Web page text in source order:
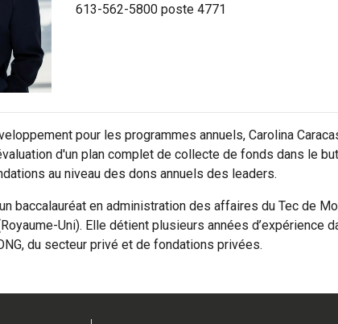
613-562-5800 poste 4771
pour les programmes annuels, Carolina
d'un plan complet de collecte de fonds dans le
au niveau des dons annuels des leaders.
baccalauréat en administration des affaires du Tec de
Uni). Elle détient plusieurs années
du secteur privé et de fondations privées.